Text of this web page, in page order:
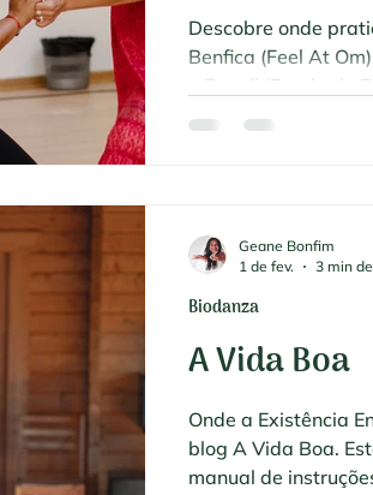
Descobre onde
Benfica (Feel At
e Estoril (Escola de
vitalidade e o
A Vida Boa
Onde a Existência
blog A Vida Boa.
manual de
Biodanza
Geane Bonfim
1 de fev.
3 min